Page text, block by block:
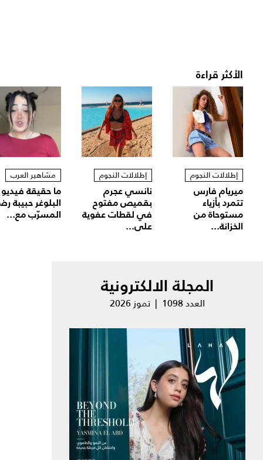
الأكثر قراءة
إطلالات النجوم
ميريام فارس
تتمرد بأزياء
مستوحاة من
الخزانة...
إطلالات النجوم
نانسي عجرم
بقميص مفتوح
في لقطات عفوية
على...
مشاهير العرب
ما حقيقة فيديو
البلوغر حبيبة
المسرّب مع...
المجلة الالكترونية
العدد 1098 | تموز 2026